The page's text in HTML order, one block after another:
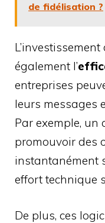
de fidélisation ?
également l’
entreprises
leurs messages
Par exemple, un
promouvoir des
instantanément
effort technique
De plus, ces